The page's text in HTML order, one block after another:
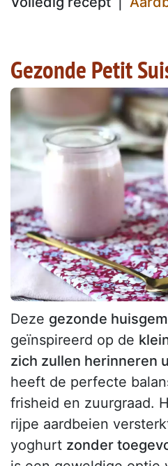
Gezonde Petit
Deze gezonde
geïnspireerd op de
zich zullen herinneren
heeft de perfecte
frisheid en zuurgraad.
rijpe aardbeien
yoghurt zonder